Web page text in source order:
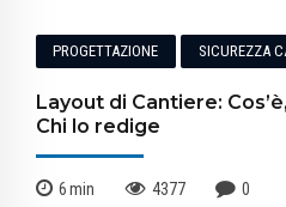
PROGETTAZIONE SICUREZZA
Layout di Cantiere:
Chi lo redige
6min 4377 0